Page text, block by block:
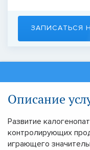
ЗАПИСАТЬСЯ
Описание
Развитие
контролирующих
играющего